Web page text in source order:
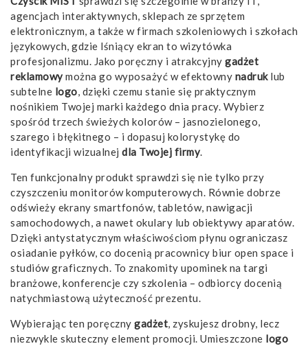
agencjach interaktywnych, sklepach ze sprzętem
elektronicznym, a także w firmach szkoleniowych i szkołach
językowych, gdzie lśniący ekran to wizytówka
profesjonalizmu. Jako poręczny i atrakcyjny gadżet
reklamowymożna go wyposażyć w efektowny nadruklub
subtelne logo, dzięki czemu stanie się praktycznym
nośnikiem Twojej marki każdego dnia pracy. Wybierz
spośród trzech świeżych kolorów – jasnozielonego,
szarego i błękitnego – i dopasuj kolorystykę do
identyfikacji wizualnej dla Twojej firmy.
Ten funkcjonalny produkt sprawdzi się nie tylko przy
czyszczeniu monitorów komputerowych. Równie dobrze
odświeży ekrany smartfonów, tabletów, nawigacji
samochodowych, a nawet okulary lub obiektywy aparatów.
Dzięki antystatycznym właściwościom płynu ograniczasz
osiadanie pyłków, co docenią pracownicy biur open space i
studiów graficznych. To znakomity upominek na targi
branżowe, konferencje czy szkolenia – odbiorcy docenią
natychmiastową użyteczność prezentu.
Wybierając ten poręczny gadżet, zyskujesz drobny, lecz
niezwykle skuteczny element promocji. Umieszczone logo